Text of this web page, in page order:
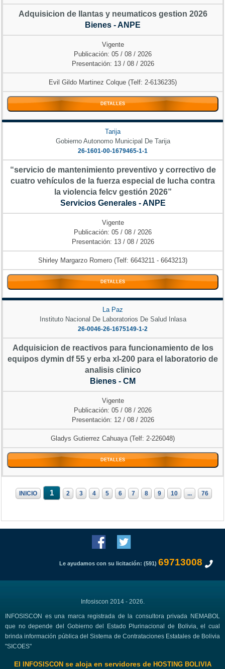
Adquisicion de llantas y neumaticos gestion 2026
Bienes - ANPE
Vigente
Publicación: 05 / 08 / 2026
Presentación: 13 / 08 / 2026
Evil Gildo Martinez Colque (Telf: 2-6136235)
DETALLES
Tarija
Gobierno Autonomo Municipal De Tarija
26-1601-00-1679465-1-1
“servicio de mantenimiento preventivo y correctivo de
cuatro vehículos de la fuerza especial de lucha contra
la violencia felcv gestión 2026”
Servicios Generales - ANPE
Vigente
Publicación: 05 / 08 / 2026
Presentación: 13 / 08 / 2026
Shirley Margarzo Romero (Telf: 6643211 - 6643213)
DETALLES
La Paz
Instituto Nacional De Laboratorios De Salud Inlasa
26-0046-26-1675149-1-2
Adquisicion de reactivos para funcionamiento de los
equipos dymin df 55 y erba xl-200 para el laboratorio de
analisis clinico
Bienes - CM
Vigente
Publicación: 05 / 08 / 2026
Presentación: 12 / 08 / 2026
Gladys Gutierrez Cahuaya (Telf: 2-226048)
DETALLES
INICIO 1 2 3 4 5 6 7 8 9 10 ... 76
Le ayudamos con su licitación: (591) 69713008
Infosiscon 2014 - 2026.
INFOSISCON es una marca registrada de la consultora privada NEMABOL
que no depende del Gobierno del Estado Plurinacional de Bolivia, el cual
brinda información pública del Sistema de Contrataciones Estatales de Bolivia
"SICOES"
El INFOSISCONse aloja en servidores de HOSTING BOLIVIA